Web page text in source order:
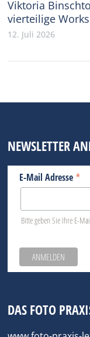
Viktoria
vierteilige
12. Juli 2026
NEWSLETTER
E-Mail Adresse *
Bitte geben Sie Ihre E-
DAS FOTO